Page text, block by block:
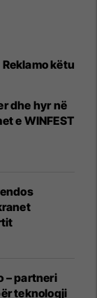
Reklamo këtu
dhe hyr në
e WINFEST
– partneri
teknologji